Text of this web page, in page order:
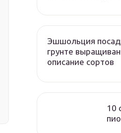
Эшшольция
грунте
описание сортов
10